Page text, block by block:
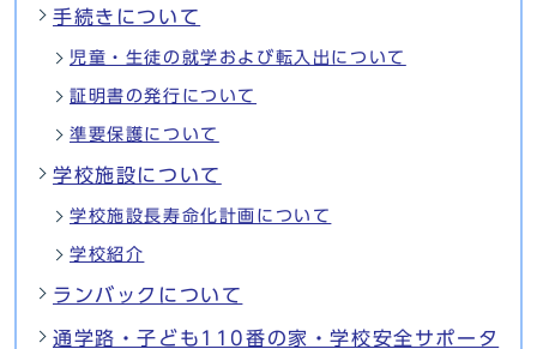
手続きについて
児童・生徒の就学および転入出について
証明書の発行について
準要保護について
学校施設について
学校施設長寿命化計画について
学校紹介
ランバックについて
通学路・子ども110番の家・学校安全サポータ